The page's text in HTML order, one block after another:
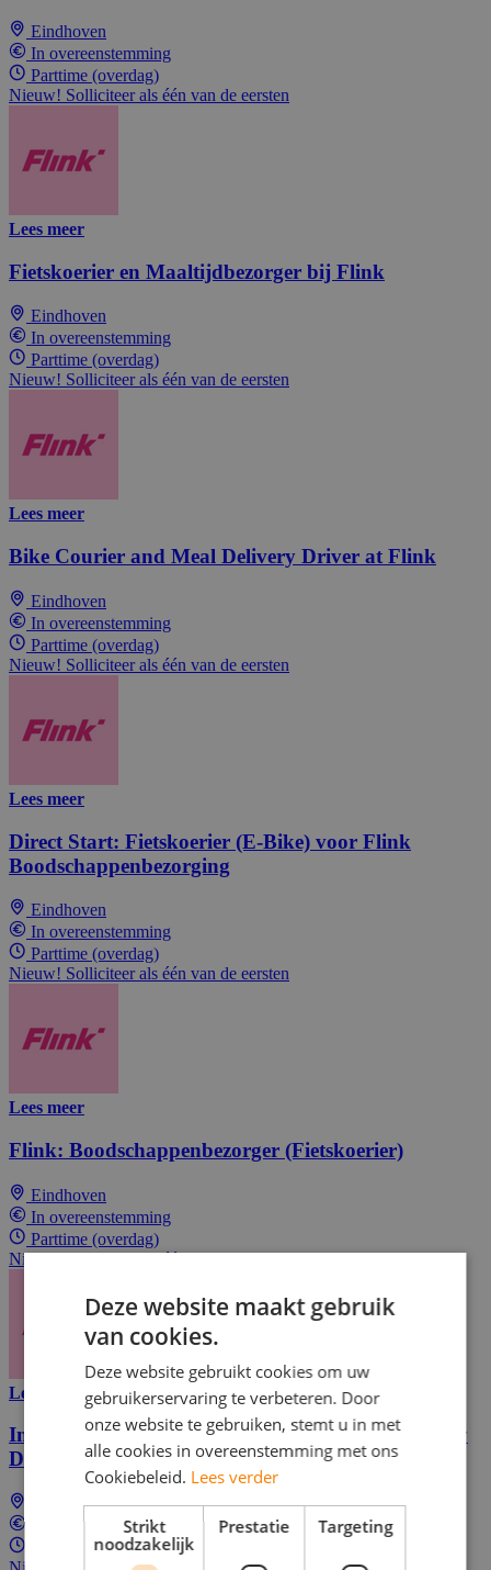
Eindhoven
In overeenstemming
Parttime (overdag)
Nieuw! Solliciteer als één van de eersten
Lees meer
Fietskoerier en Maaltijdbezorger bij Flink
Eindhoven
In overeenstemming
Parttime (overdag)
Nieuw! Solliciteer als één van de eersten
Lees meer
Bike Courier and Meal Delivery Driver at Flink
Eindhoven
In overeenstemming
Parttime (overdag)
Nieuw! Solliciteer als één van de eersten
Lees meer
Direct Start: Fietskoerier (E-Bike) voor Flink
Boodschappenbezorging
Eindhoven
In overeenstemming
Parttime (overdag)
Nieuw! Solliciteer als één van de eersten
Lees meer
Flink: Boodschappenbezorger (Fietskoerier)
Eindhoven
In overeenstemming
Parttime (overdag)
Nieuw! Solliciteer als één van de eersten
Lees meer
Immediate Start: E-Bike Courier for Flink Grocery
Delivery
Eindhoven
In overeenstemming
Parttime (overdag)
Deze website maakt gebruik
van cookies.
Deze website gebruikt cookies om uw
gebruikerservaring te verbeteren. Door
onze website te gebruiken, stemt u in met
alle cookies in overeenstemming met ons
Cookiebeleid. Lees verder
Strikt
noodzakelijk
Prestatie Targeting